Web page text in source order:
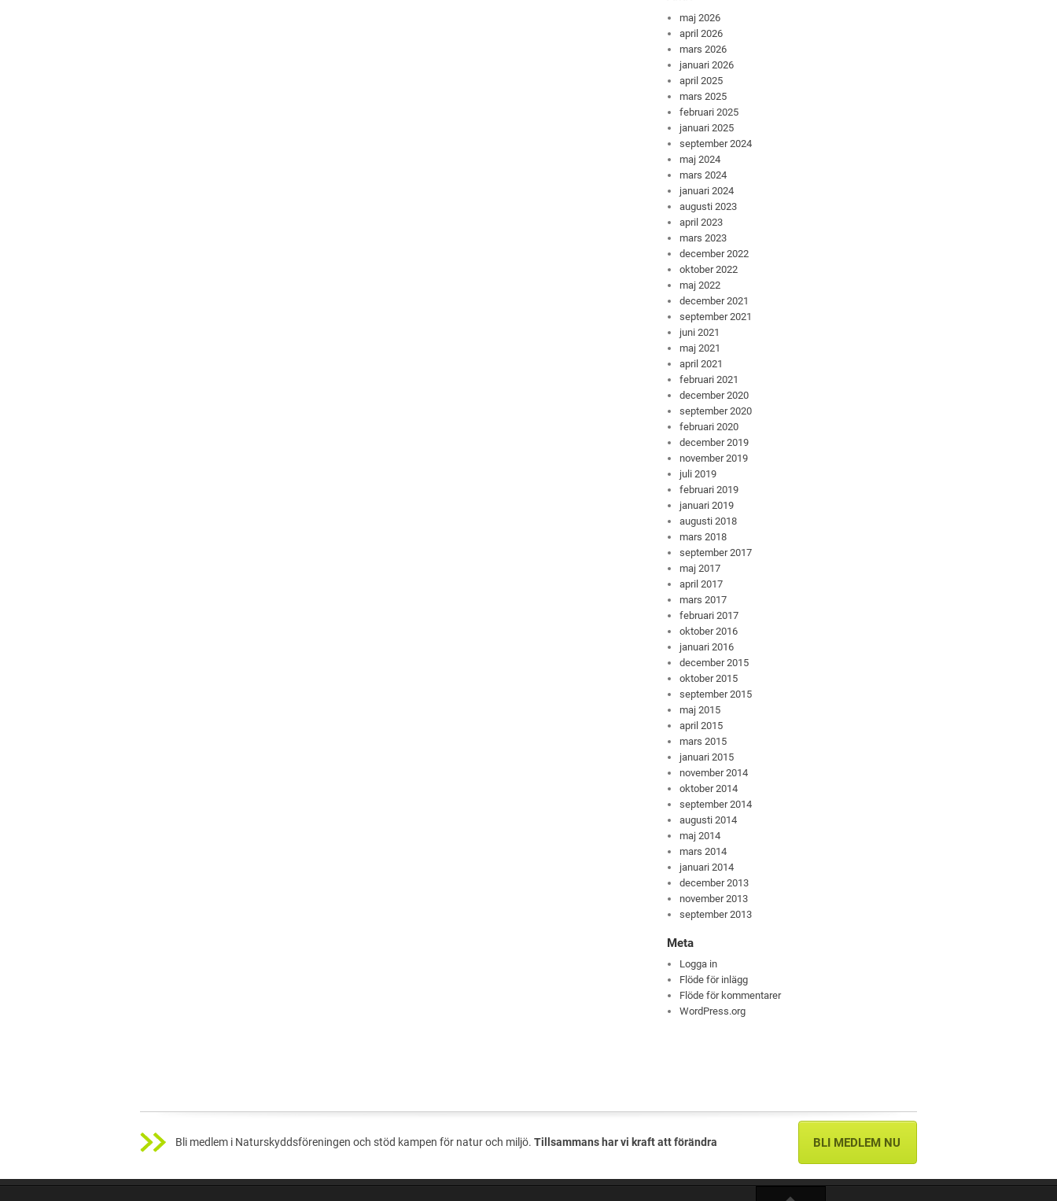
maj 2026
april 2026
mars 2026
januari 2026
april 2025
mars 2025
februari 2025
januari 2025
september 2024
maj 2024
mars 2024
januari 2024
augusti 2023
april 2023
mars 2023
december 2022
oktober 2022
maj 2022
december 2021
september 2021
juni 2021
maj 2021
april 2021
februari 2021
december 2020
september 2020
februari 2020
december 2019
november 2019
juli 2019
februari 2019
januari 2019
augusti 2018
mars 2018
september 2017
maj 2017
april 2017
mars 2017
februari 2017
oktober 2016
januari 2016
december 2015
oktober 2015
september 2015
maj 2015
april 2015
mars 2015
januari 2015
november 2014
oktober 2014
september 2014
augusti 2014
maj 2014
mars 2014
januari 2014
december 2013
november 2013
september 2013
Meta
Logga in
Flöde för inlägg
Flöde för kommentarer
WordPress.org
Bli medlem i Naturskyddsföreningen och stöd kampen för natur och miljö. Tillsammans har vi kraft att förändra BLI MEDLEM NU